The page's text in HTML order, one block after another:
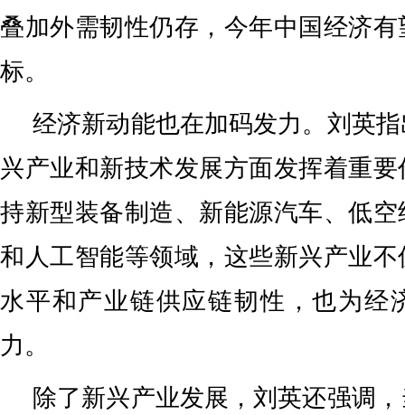
叠加外需韧性仍存，今年中国经济
标。
经济新动能也在加码发力。刘英
兴产业和新技术发展方面发挥着重
持新型装备制造、新能源汽车、低
和人工智能等领域，这些新兴产业
水平和产业链供应链韧性，也为经
力。
除了新兴产业发展，刘英还强调